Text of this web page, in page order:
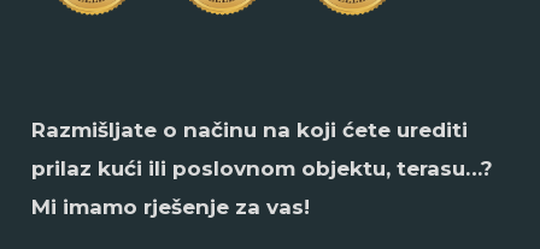
Razmišljate o načinu na koji ćete urediti
prilaz kući ili poslovnom objektu, terasu…?
Mi imamo rješenje za vas!